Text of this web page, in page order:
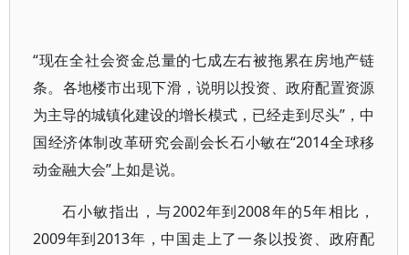
“现在全社会资金总量的七成左右被拖累在房地产链
条。各地楼市出现下滑，说明以投资、政府配置资源
为主导的城镇化建设的增长模式，已经走到尽头”，中
国经济体制改革研究会副会长石小敏在“2014全球移
动金融大会”上如是说。
石小敏指出，与2002年到2008年的5年相比，
2009年到2013年，中国走上了一条以投资、政府配